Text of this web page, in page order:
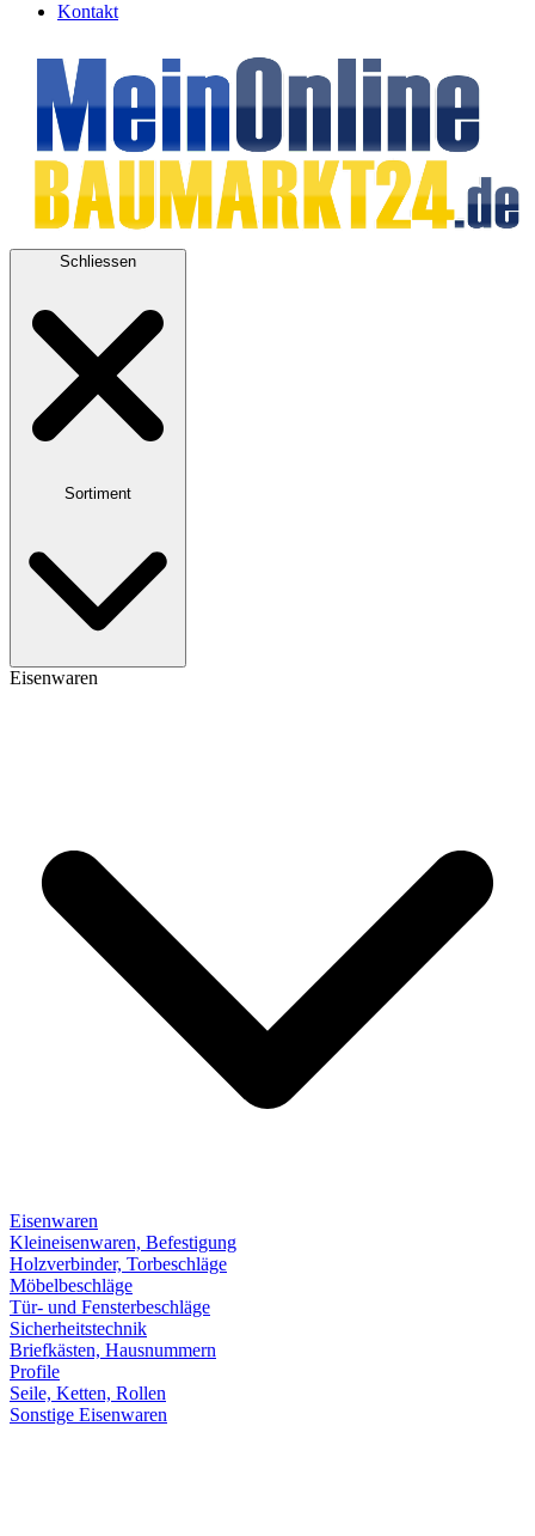
Kontakt
Schliessen
Sortiment
Eisenwaren
Eisenwaren
Kleineisenwaren, Befestigung
Holzverbinder, Torbeschläge
Möbelbeschläge
Tür- und Fensterbeschläge
Sicherheitstechnik
Briefkästen, Hausnummern
Profile
Seile, Ketten, Rollen
Sonstige Eisenwaren